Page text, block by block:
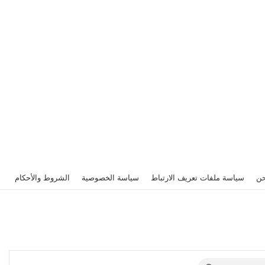
سياسة ملفات تعريف الارتباط سياسة الخصوصية الشروط والأحكام